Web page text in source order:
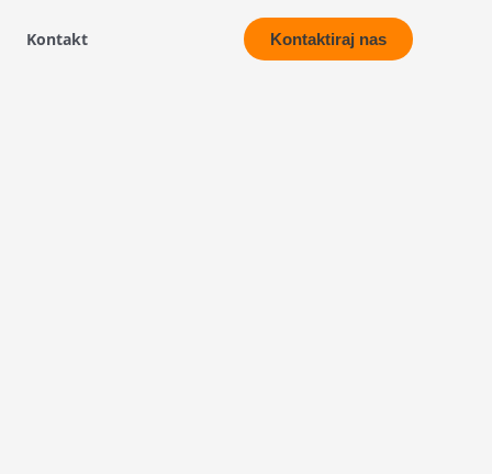
Kontakt Kontaktiraj nas